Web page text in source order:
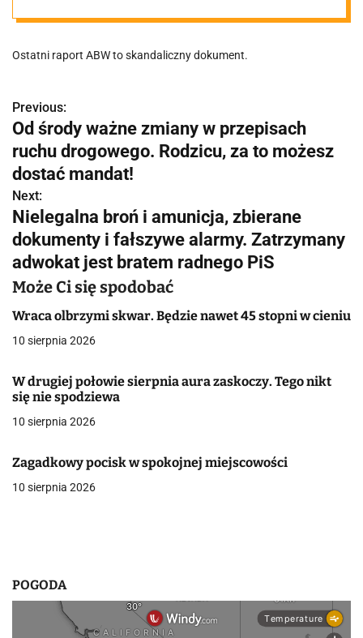
Ostatni raport ABW to skandaliczny dokument.
N
a
w
i
g
a
c
j
w
p
s
Previous:
Od środy ważne zmiany w przepisach
ruchu drogowego. Rodzicu, za to możesz
dostać mandat!
Next:
Nielegalna broń i amunicja, zbierane
dokumenty i fałszywe alarmy. Zatrzymany
adwokat jest bratem radnego PiS
Może Ci się spodobać
Wraca olbrzymi skwar. Będzie nawet 45 stopni w cieniu
10 sierpnia 2026
W drugiej połowie sierpnia aura zaskoczy. Tego nikt
się nie spodziewa
10 sierpnia 2026
Zagadkowy pocisk w spokojnej miejscowości
10 sierpnia 2026
POGODA